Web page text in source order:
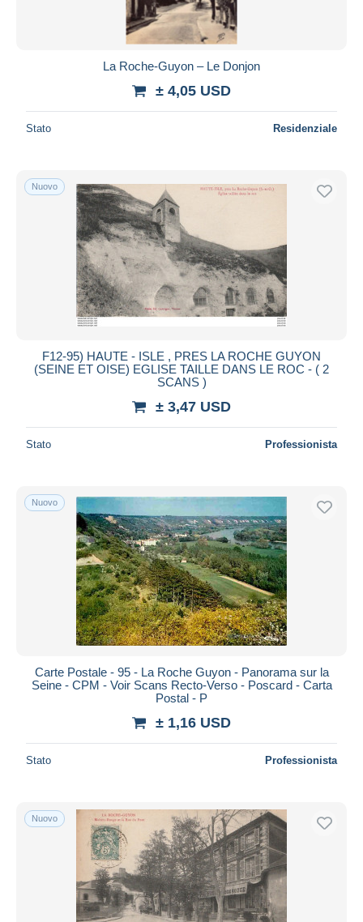
La Roche-Guyon – Le Donjon
± 4,05 USD
Stato Residenziale
Nuovo
F12-95) HAUTE - ISLE , PRES LA ROCHE GUYON
(SEINE ET OISE) EGLISE TAILLE DANS LE ROC - ( 2
SCANS )
± 3,47 USD
Stato Professionista
Nuovo
Carte Postale - 95 - La Roche Guyon - Panorama sur la
Seine - CPM - Voir Scans Recto-Verso - Poscard - Carta
Postal - P
± 1,16 USD
Stato Professionista
Nuovo